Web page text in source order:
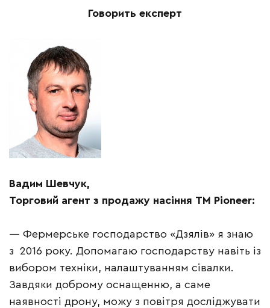
Говорить експерт
Вадим Шевчук,
Торговий агент з продажу насіння ТМ Pioneer:
— Фермерське господарство «Дзя­лів» я знаю
з 2016 року. До­помагаю господарству навіть із
вибором техніки, налаштуванням сівалки.
Завдяки доброму оснащенню, а саме
наявності дрону, можу з повітря досліджувати